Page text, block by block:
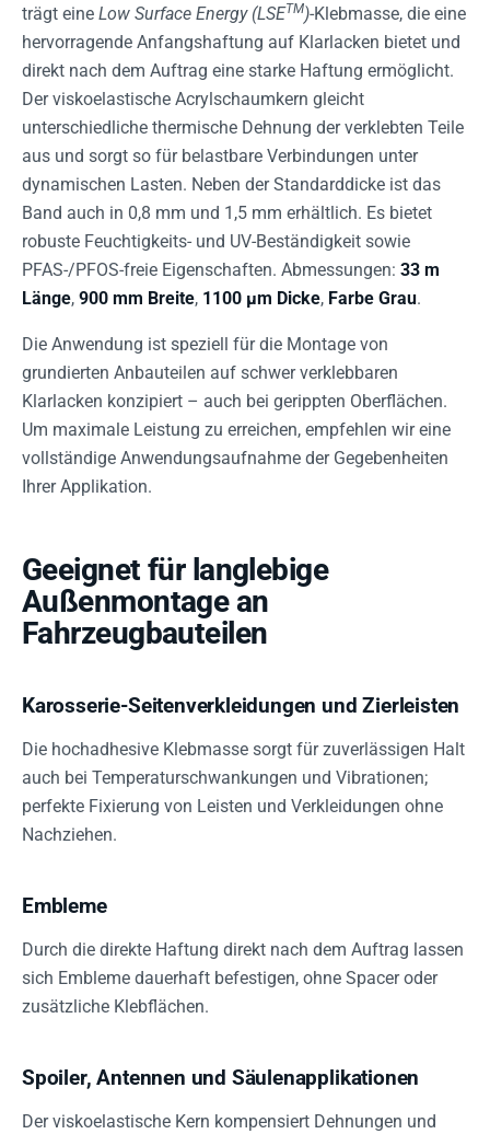
trägt eine Low Surface Energy (LSETM)-Klebmasse, die eine
hervorragende Anfangshaftung auf Klarlacken bietet und
direkt nach dem Auftrag eine starke Haftung ermöglicht.
Der viskoelastische Acrylschaumkern gleicht
unterschiedliche thermische Dehnung der verklebten Teile
aus und sorgt so für belastbare Verbindungen unter
dynamischen Lasten. Neben der Standarddicke ist das
Band auch in 0,8 mm und 1,5 mm erhältlich. Es bietet
robuste Feuchtigkeits- und UV-Beständigkeit sowie
PFAS-/PFOS-freie Eigenschaften. Abmessungen: 33 m
Länge, 900 mm Breite, 1100 µm Dicke, Farbe Grau.
Die Anwendung ist speziell für die Montage von
grundierten Anbauteilen auf schwer verklebbaren
Klarlacken konzipiert – auch bei gerippten Oberflächen.
Um maximale Leistung zu erreichen, empfehlen wir eine
vollständige Anwendungsaufnahme der Gegebenheiten
Ihrer Applikation.
Geeignet für langlebige
Außenmontage an
Fahrzeugbauteilen
Karosserie-Seitenverkleidungen und Zierleisten
Die hochadhesive Klebmasse sorgt für zuverlässigen Halt
auch bei Temperaturschwankungen und Vibrationen;
perfekte Fixierung von Leisten und Verkleidungen ohne
Nachziehen.
Embleme
Durch die direkte Haftung direkt nach dem Auftrag lassen
sich Embleme dauerhaft befestigen, ohne Spacer oder
zusätzliche Klebflächen.
Spoiler, Antennen und Säulenapplikationen
Der viskoelastische Kern kompensiert Dehnungen und